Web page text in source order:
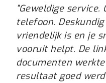
”Geweldige service.
telefoon.
vriendelijk is en je
vooruit helpt. De
documenten
resultaat goed